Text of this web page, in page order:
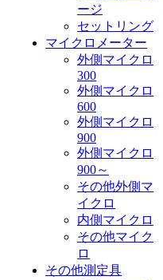
ージ
セットリング
マイクロメーター
外側マイクロ
300
外側マイクロ
600
外側マイクロ
900
外側マイクロ
900～
その他外側マ
イクロ
内側マイクロ
その他マイク
ロ
その他測定具